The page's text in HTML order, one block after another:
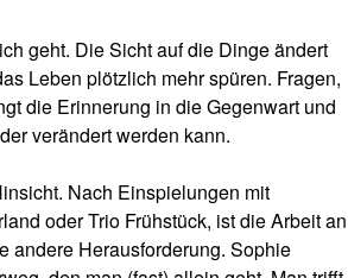
geht. Die Sicht auf die Dinge ändert
Leben plötzlich mehr spüren. Fragen,
die Erinnerung in die Gegenwart und
verändert werden kann.
Nach Einspielungen mit
oder Trio Frühstück, ist die Arbeit an
andere Herausforderung. Sophie